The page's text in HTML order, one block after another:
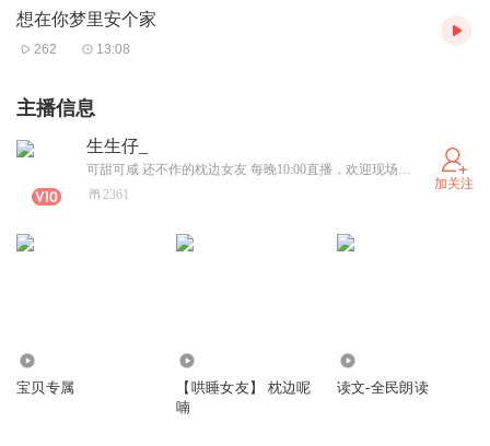
想在你梦里安个家
262 13:08
主播信息
生生仔_
可甜可咸 还不作的枕边女友 每晚10:00直播，欢迎现场哄睡
2361
加关注
宝贝专属
【哄睡女友】 枕边呢
喃
读文-全民朗读